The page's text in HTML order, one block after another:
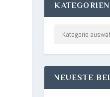
KATEGORIEN
NEUESTE